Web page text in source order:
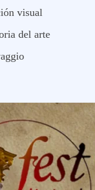
visual
del arte